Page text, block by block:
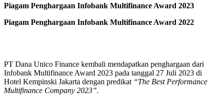
Piagam Penghargaan Infobank Multifinance Award 2023
Piagam Penghargaan Infobank Multifinance Award 2022
PT Dana Unico Finance kembali mendapatkan penghargaan dari
Infobank Multifinance Award 2023 pada tanggal 27 Juli 2023 di
Hotel Kempinski Jakarta dengan predikat “The Best Performance
Multifinance Company 2023”.